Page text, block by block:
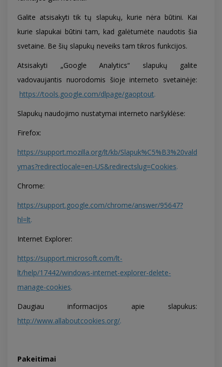
Galite atsisakyti tik tų slapukų, kurie nėra būtini. Kai
kurie slapukai būtini tam, kad galėtumėte naudotis šia
svetaine. Be šių slapukų neveiks tam tikros funkcijos.
Atsisakyti „Google Analytics“ slapukų galite
vadovaujantis nuorodomis šioje interneto svetainėje:
https://tools.google.com/dlpage/gaoptout.
Slapukų naudojimo nustatymai interneto naršyklėse:
Firefox:
https://support.mozilla.org/lt/kb/Slapuk%C5%B3%20vald
ymas?redirectlocale=en-US&redirectslug=Cookies.
Chrome:
https://support.google.com/chrome/answer/95647?
hl=lt.
Internet Explorer:
https://support.microsoft.com/lt-
lt/help/17442/windows-internet-explorer-delete-
manage-cookies.
Daugiau informacijos apie slapukus:
http://www.allaboutcookies.org/.
Pakeitimai